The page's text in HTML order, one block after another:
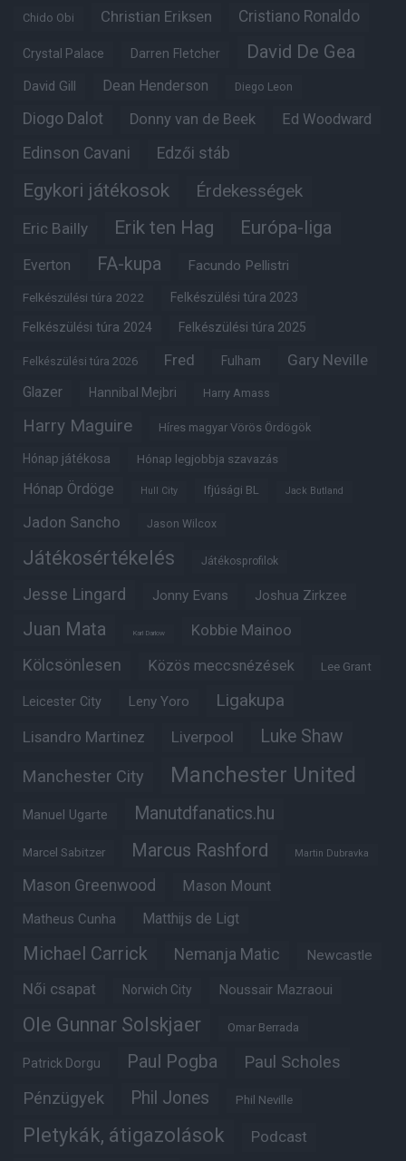
Chido Obi Christian Eriksen Cristiano Ronaldo
Crystal Palace Darren Fletcher David De Gea
David Gill Dean Henderson Diego Leon
Diogo Dalot Donny van de Beek Ed Woodward
Edinson Cavani Edzői stáb
Egykori játékosok Érdekességek
Eric Bailly Erik ten Hag Európa-liga
Everton FA-kupa Facundo Pellistri
Felkészülési túra 2022 Felkészülési túra 2023
Felkészülési túra 2024 Felkészülési túra 2025
Felkészülési túra 2026 Fred Fulham Gary Neville
Glazer Hannibal Mejbri Harry Amass
Harry Maguire Híres magyar Vörös Ördögök
Hónap játékosa Hónap legjobbja szavazás
Hónap Ördöge Hull City Ifjúsági BL Jack Butland
Jadon Sancho Jason Wilcox
Játékosértékelés Játékosprofilok
Jesse Lingard Jonny Evans Joshua Zirkzee
Juan Mata Karl Darlow Kobbie Mainoo
Kölcsönlesen Közös meccsnézések Lee Grant
Leicester City Leny Yoro Ligakupa
Lisandro Martinez Liverpool Luke Shaw
Manchester City Manchester United
Manuel Ugarte Manutdfanatics.hu
Marcel Sabitzer Marcus Rashford Martin Dubravka
Mason Greenwood Mason Mount
Matheus Cunha Matthijs de Ligt
Michael Carrick Nemanja Matic Newcastle
Női csapat Norwich City Noussair Mazraoui
Ole Gunnar Solskjaer Omar Berrada
Patrick Dorgu Paul Pogba Paul Scholes
Pénzügyek Phil Jones Phil Neville
Pletykák, átigazolások Podcast